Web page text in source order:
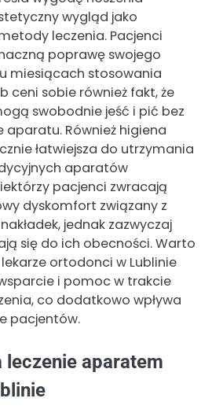
wygląd jako
leczenia. Pacjenci
poprawę swojego
miesiącach stosowania
ceni sobie również fakt, że
swobodnie jeść i pić bez
aparatu. Również higiena
łatwiejsza do utrzymania
aparatów
pacjenci zwracają
dyskomfort związany z
jednak zazwyczaj
się do ich obecności. Warto
ortodonci w Lublinie
i pomoc w trakcie
co dodatkowo wpływa
pacjentów.
leczenie aparatem